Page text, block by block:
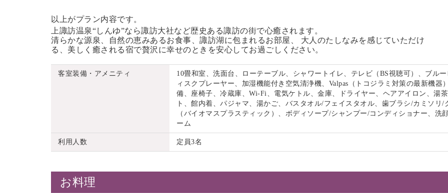
以上がプラン内容です。
上諏訪温泉“しんゆ”なら諏訪大社など歴史ある諏訪の街で心癒されます。
清らかな源泉、自然の恵みあるお食事、諏訪湖に包まれるお部屋、 大人のたしなみを感じていただけ
る、美しく癒される宿で贅沢に幸せのときを安心してお過ごしください。
客室装備・アメニティ
10畳和室、洗面台、ローテーブル、シャワートイレ、テレビ（BS視聴可）、ブル
ィスクプレーヤー、加湿機能付き空気清浄機、Valpas（トコジラミ対策の最新機器
備、座椅子、冷蔵庫、Wi-Fi、電気ケトル、金庫、ドライヤー、ヘアアイロン、湯
ト、館内着、パジャマ、湯かご、バスタオル/フェイスタオル、歯ブラシ/カミソリ/
（バイオマスプラスティック）、ボディソープ/シャンプー/コンディショナー、洗
ーム
利用人数 定員3名
お料理